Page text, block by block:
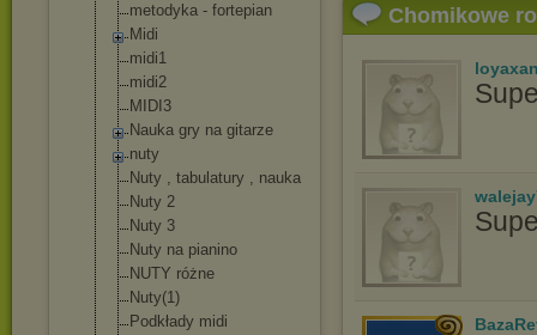
metodyka - fortepian
Midi
midi1
midi2
MIDI3
Nauka gry na gitarze
nuty
Nuty , tabulatury , nauka
Nuty 2
Nuty 3
Nuty na pianino
NUTY różne
Nuty(1)
Podkłady midi
Chomikowe